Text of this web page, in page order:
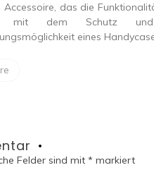
Accessoire, das die
mit dem Schutz
eines
Felder sind mit * markiert